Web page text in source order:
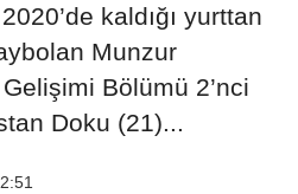
kaldığı yurttan
Munzur
Bölümü 2’nci
Doku (21)...